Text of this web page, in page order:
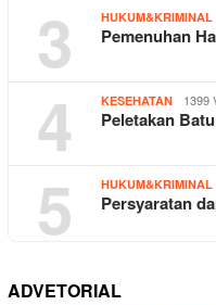
3 HUKUM&KRIMINAL
Pemenuhan
4 KESEHATAN 1399
Peletakan
5 HUKUM&KRIMINAL
Persyaratan
ADVETORIAL